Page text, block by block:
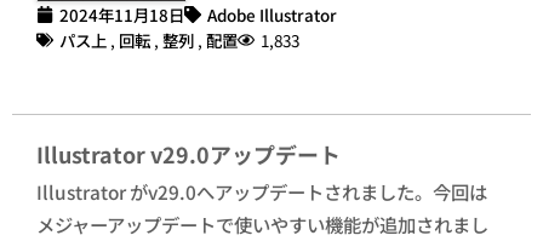
2024年11月18日
Adobe Illustrator
パス上 , 回転 , 整列 , 配置 1,833
Illustrator v29.0アップデート
Illustrator がv29.0へアップデートされました。今回は
メジャーアップデートで使いやすい機能が追加されまし